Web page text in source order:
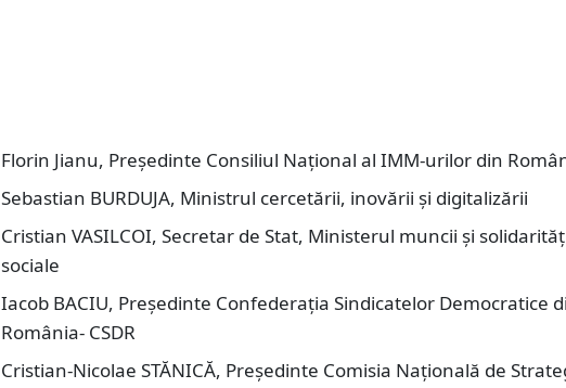
Florin Jianu, Președinte Consiliul Național al IMM-urilor din
Sebastian BURDUJA, Ministrul cercetării, inovării și digitalizării
Cristian VASILCOI, Secretar de Stat, Ministerul muncii și
sociale
Iacob BACIU, Președinte Confederaţia Sindicatelor Democratice
România- CSDR
Cristian-Nicolae STĂNICĂ, Președinte Comisia Națională de